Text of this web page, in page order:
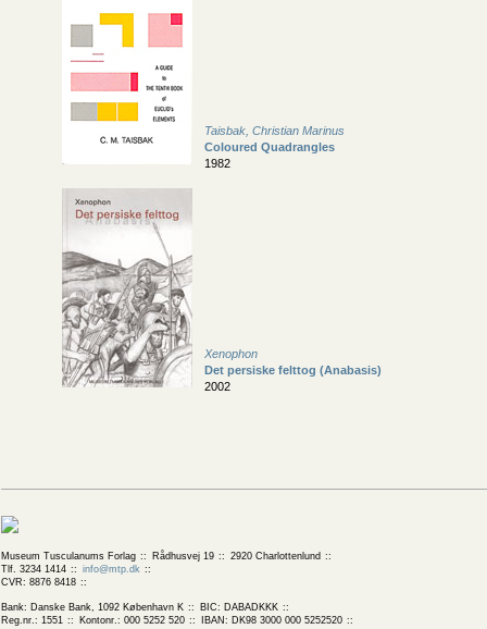
Taisbak, Christian Marinus
Coloured Quadrangles
1982
Xenophon
Det persiske felttog (Anabasis)
2002
Museum Tusculanums Forlag Rådhusvej 19
2920 Charlottenlund
Tlf. 3234 1414
info@mtp.dk
CVR: 8876 8418
Bank: Danske Bank, 1092 København K
BIC: DABADKKK
Reg.nr.: 1551
Kontonr.: 000 5252 520 IBAN: DK98 3000 000 5252520